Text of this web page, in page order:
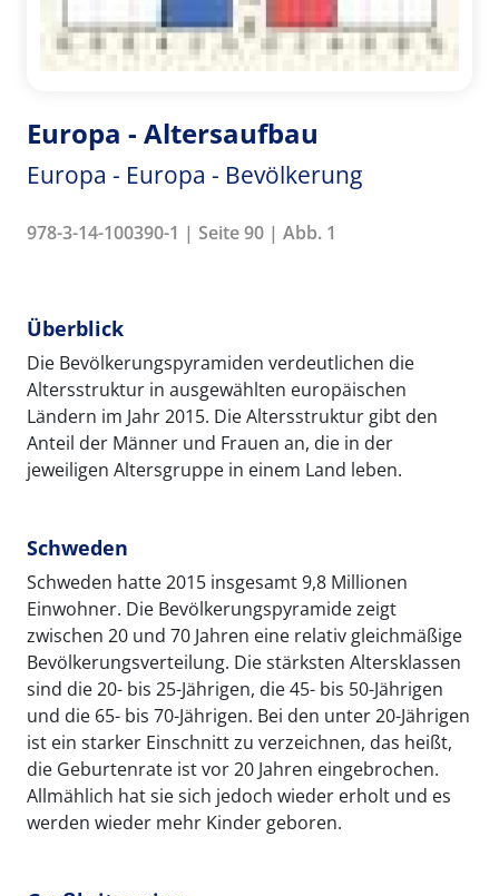
Europa - Altersaufbau
Europa - Europa - Bevölkerung
978-3-14-100390-1 | Seite 90 | Abb. 1
Überblick
Die Bevölkerungspyramiden verdeutlichen die
Altersstruktur in ausgewählten europäischen
Ländern im Jahr 2015. Die Altersstruktur gibt den
Anteil der Männer und Frauen an, die in der
jeweiligen Altersgruppe in einem Land leben.
Schweden
Schweden hatte 2015 insgesamt 9,8 Millionen
Einwohner. Die Bevölkerungspyramide zeigt
zwischen 20 und 70 Jahren eine relativ gleichmäßige
Bevölkerungsverteilung. Die stärksten Altersklassen
sind die 20- bis 25-Jährigen, die 45- bis 50-Jährigen
und die 65- bis 70-Jährigen. Bei den unter 20-Jährigen
ist ein starker Einschnitt zu verzeichnen, das heißt,
die Geburtenrate ist vor 20 Jahren eingebrochen.
Allmählich hat sie sich jedoch wieder erholt und es
werden wieder mehr Kinder geboren.